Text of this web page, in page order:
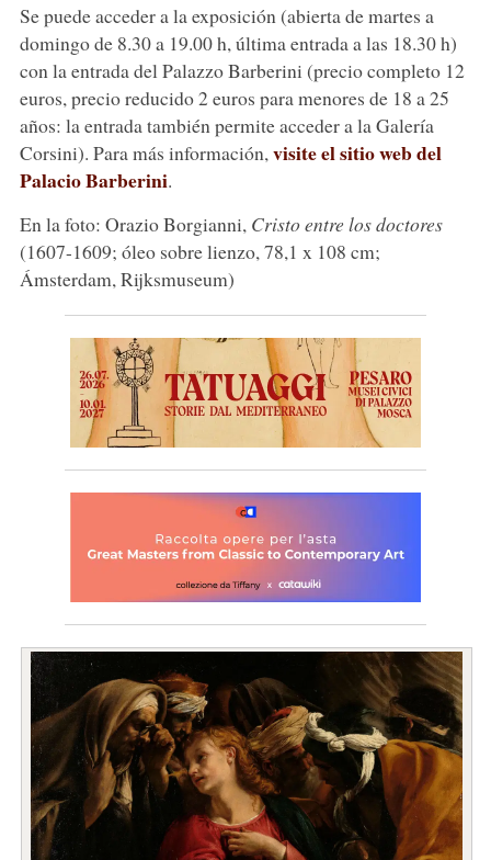
Se puede acceder a la exposición (abierta de martes a
domingo de 8.30 a 19.00 h, última entrada a las 18.30 h)
con la entrada del Palazzo Barberini (precio completo 12
euros, precio reducido 2 euros para menores de 18 a 25
años: la entrada también permite acceder a la Galería
Corsini). Para más información, visite el sitio web del
Palacio Barberini.
En la foto: Orazio Borgianni, Cristo entre los doctores
(1607-1609; óleo sobre lienzo, 78,1 x 108 cm;
Ámsterdam, Rijksmuseum)